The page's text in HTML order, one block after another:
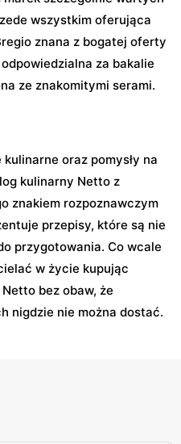
wszystkim oferująca
znana z bogatej oferty
za bakalie
ze znakomitymi serami.
oraz pomysły na
kulinarny Netto z
znakiem rozpoznawczym
przepisy, które są nie
przygotowania. Co wcale
w życie kupując
bez obaw, że
nigdzie nie można dostać.